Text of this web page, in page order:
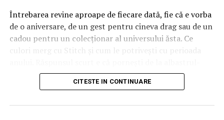
primele cazuri.
Întrebarea revine aproape de fiecare dată, fie că e vorba
de o aniversare, de un gest pentru cineva drag sau de un
cadou pentru un colecționar al universului ăsta. Ce
culori merg cu Stitch și cum le potrivești cu perioada
turcoaz al personajului și alegi nuanțe care fie îl scot în
evidență prin contrast, fie îl prelungesc prin tonuri
CITESTE IN CONTINUARE